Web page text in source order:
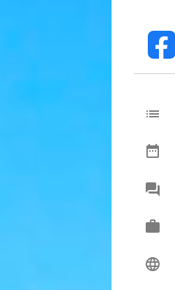
fb
list
date_range
chat
work
language